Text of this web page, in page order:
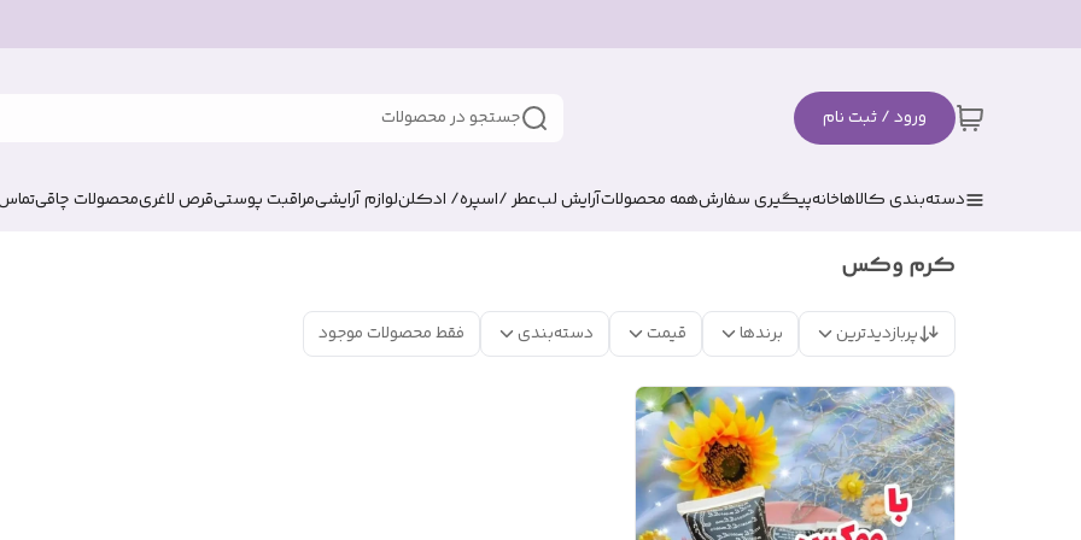
ورود / ثبت نام جستجو در محصولات
دسته‌بندی کالاهاخانهپیگیری سفارشهمه محصولاتآرایش لبعطر /اسپره/ ادکلنلوازم آرایشیمراقبت پوستیقرص لاغریمحصولات چاقیتماس
کرم وکس
پربازدیدترین برندها قیمت دسته‌بندی فقط محصولات موجود